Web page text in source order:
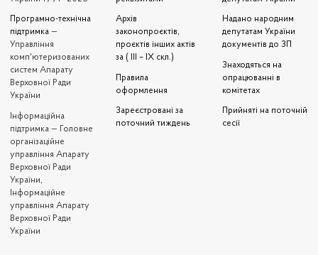
Програмно-технічна
підтримка —
Управління
комп'ютеризованих
систем Апарату
Верховної Ради
України
Iнформаційна
підтримка — Головне
організаційне
управління Апарату
Верховної Ради
України,
Інформаційне
управління Апарату
Верховної Ради
України
Архів
законопроєктів,
проєктів інших актів
за ( III – IX скл.)
Правила
оформлення
Зареєстровані за
поточний тиждень
Надано народним
депутатам України
документів до ЗП
Знаходяться на
опрацюванні в
комітетах
Прийняті на поточній
сесії